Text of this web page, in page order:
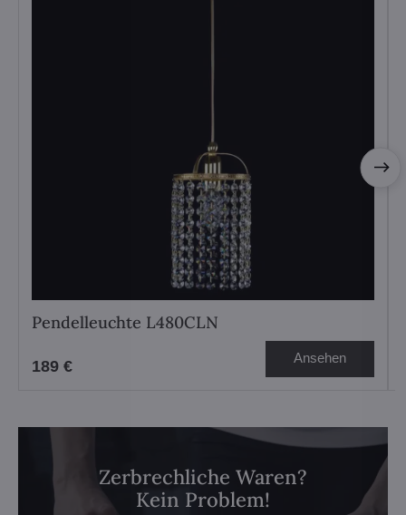
Pendelleuchte L480CLN
189 € Ansehen
Zerbrechliche Waren?
Kein Problem!